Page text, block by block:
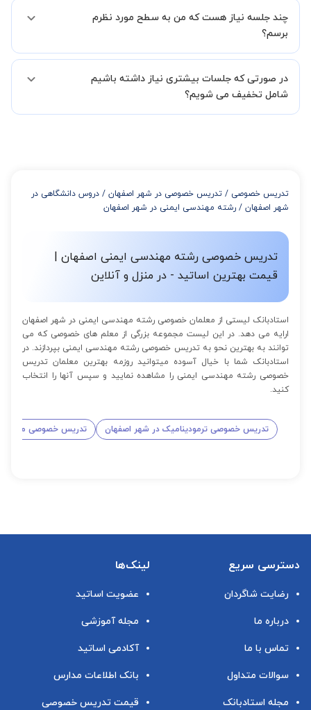
بخش پشتیبانی استادبانک با شما تماس گرفته و راهنمایی کامل و پیگیری
لازم جهت تکمیل درخواست شما را انجام میدهند.
همچنین میتوانید درخواست خود را از طریق تماس مستقیم با شماره
ادامه دهید.
چند جلسه نیاز هست که من به سطح مورد نظرم
برسم؟
مدرس مشخص کند ابتدا باید جلسه اول کلاس درس شما با مدرس برگزار
شود تا با توجه به سطح شما و خواسته شما مدرس اعلام کنند که تقریبا
در صورتی که جلسات بیشتری نیاز داشته باشیم
شامل تخفیف می شویم؟
از 12 تا 15 جلسه: 7% تخفیف
از 16 تا 100 جلسه: 9% تخفیف
تدریس خصوصی / تدریس خصوصی در شهر اصفهان / دروس دانشگاهی در
شهر اصفهان / رشته مهندسی ایمنی در شهر اصفهان
تدریس خصوصی رشته مهندسی ایمنی اصفهان |
قیمت بهترین اساتید - در منزل و آنلاین
استادبانک لیستی از معلمان خصوصی رشته مهندسی ایمنی در شهر اصفهان
ارایه می دهد. در این لیست مجموعه بزرگی از معلم های خصوصی که می
توانند به بهترین نحو به تدریس خصوصی رشته مهندسی ایمنی بپردازند. در
استادبانک شما با خیال آسوده میتوانید روزمه بهترین معلمان تدریس
خصوصی رشته مهندسی ایمنی را مشاهده نمایید و سپس آنها را انتخاب
کنید.
تدریس خصوصی ترمودینامیک در شهر اصفهان تدریس خصوصی مکانیک
دسترسی سریع
رضایت شاگردان
درباره ما
تماس با ما
سوالات متداول
مجله استادبانک
لینک‌ها
عضویت اساتید
مجله آموزشی
آکادمی اساتید
بانک اطلاعات مدارس
قیمت تدریس خصوصی